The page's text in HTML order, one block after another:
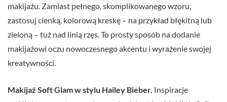
makijażu. Zamiast pełnego, skomplikowanego wzoru,
zastosuj cienką, kolorową kreskę – na przykład błękitną lub
zieloną – tuż nad linią rzęs. To prosty sposób na dodanie
makijażowi oczu nowoczesnego akcentu i wyrażenie swojej
kreatywności.
Makijaż Soft Glam w stylu Hailey Bieber. Inspiracje